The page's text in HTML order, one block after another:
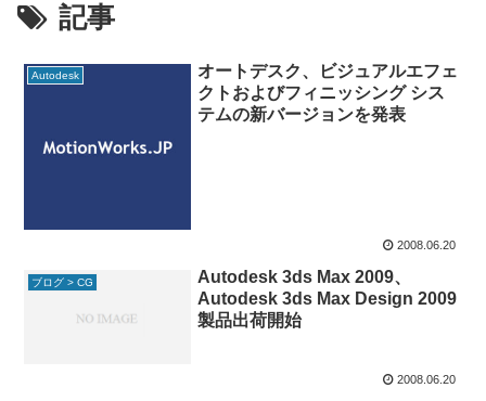
記事
Autodesk
オートデスク、ビジュアルエフェ
クトおよびフィニッシング シス
テムの新バージョンを発表
2008.06.20
ブログ > CG
Autodesk 3ds Max 2009、
Autodesk 3ds Max Design 2009
製品出荷開始
2008.06.20